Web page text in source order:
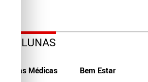
COLUNAS
Dicas Médicas Bem Estar